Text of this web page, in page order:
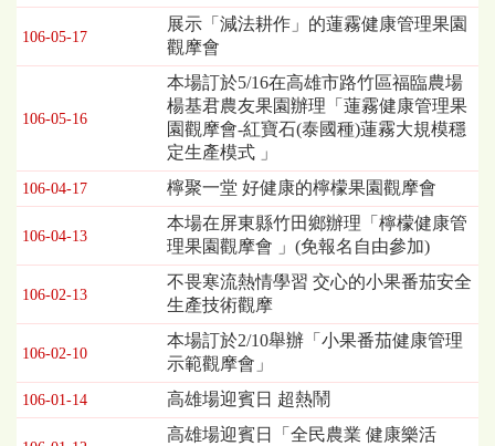
106-05-17
展示「減法耕作」的蓮霧健康管理果園
觀摩會
106-05-16
本場訂於5/16在高雄市路竹區福臨農場
楊基君農友果園辦理「蓮霧健康管理果
園觀摩會-紅寶石(泰國種)蓮霧大規模穩
定生產模式 」
106-04-17 檸聚一堂 好健康的檸檬果園觀摩會
106-04-13
本場在屏東縣竹田鄉辦理「檸檬健康管
理果園觀摩會 」(免報名自由參加)
106-02-13
不畏寒流熱情學習 交心的小果番茄安全
生產技術觀摩
106-02-10
本場訂於2/10舉辦「小果番茄健康管理
示範觀摩會」
106-01-14 高雄場迎賓日 超熱鬧
高雄場迎賓日「全民農業 健康樂活